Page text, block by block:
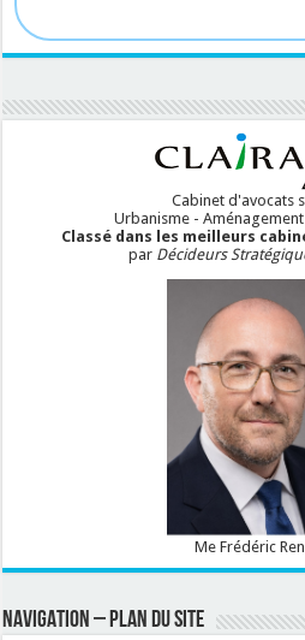
Cabinet d'avocats
Urbanisme -
Classé dans les meilleurs
par Décideurs
Me Frédéric
NAVIGATION – PLAN DU SITE